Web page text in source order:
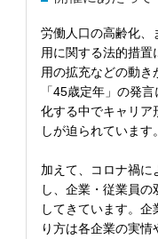
労働人口の高齢化、
用に関する法的措置
用の拡充などの動き
「45歳定年」の発
化する中でキャリア
しが迫られています。
加えて、コロナ禍に
し、企業・従業員
してきています。
り方は各企業の実